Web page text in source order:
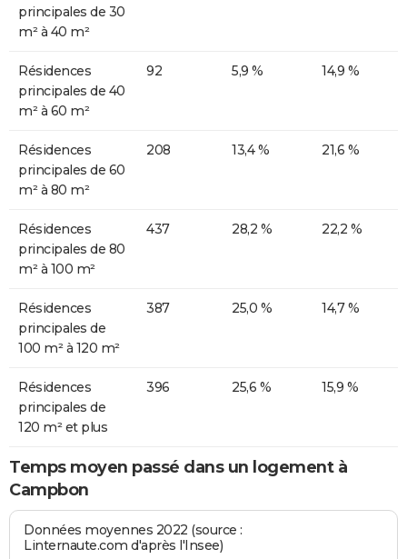
principales de 30
m² à 40 m²
Résidences
principales de 40
m² à 60 m²
92 5,9 % 14,9 %
Résidences
principales de 60
m² à 80 m²
208 13,4 % 21,6 %
Résidences
principales de 80
m² à 100 m²
437 28,2 % 22,2 %
Résidences
principales de
100 m² à 120 m²
387 25,0 % 14,7 %
Résidences
principales de
120 m² et plus
396 25,6 % 15,9 %
Temps moyen passé dans un logement à
Campbon
Données moyennes 2022 (source :
Linternaute.com d'après l'Insee)